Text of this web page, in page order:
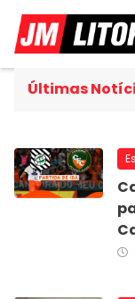
Últimas
assume